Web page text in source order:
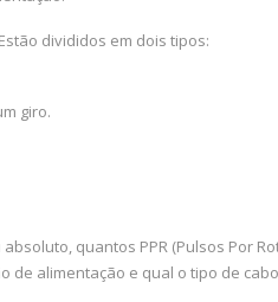
divididos em dois tipos:
giro.
quantos PPR (Pulsos Por
de alimentação e qual o tipo de